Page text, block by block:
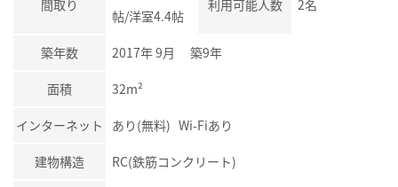
間取り
帖/洋室4.4帖
利用可能人数 2名
築年数 2017年 9月 築9年
面積 32m²
インターネット あり(無料) Wi-Fiあり
建物構造 RC(鉄筋コンクリート)